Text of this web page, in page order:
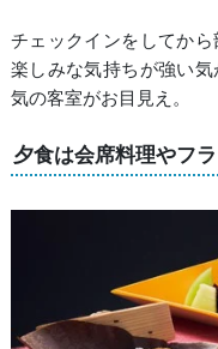
チェックインをしてか
楽しみな気持ちが強い
気の客室がお目見え。
夕食は会席料理やフ